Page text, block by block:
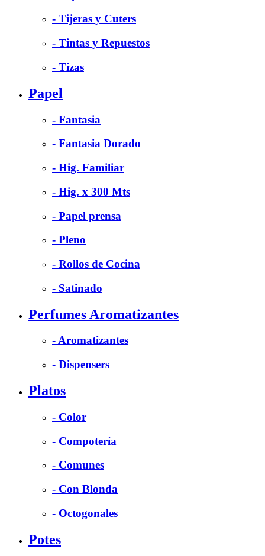
- Tijeras y Cuters
- Tintas y Repuestos
- Tizas
Papel
- Fantasia
- Fantasia Dorado
- Hig. Familiar
- Hig. x 300 Mts
- Papel prensa
- Pleno
- Rollos de Cocina
- Satinado
Perfumes Aromatizantes
- Aromatizantes
- Dispensers
Platos
- Color
- Compotería
- Comunes
- Con Blonda
- Octogonales
Potes